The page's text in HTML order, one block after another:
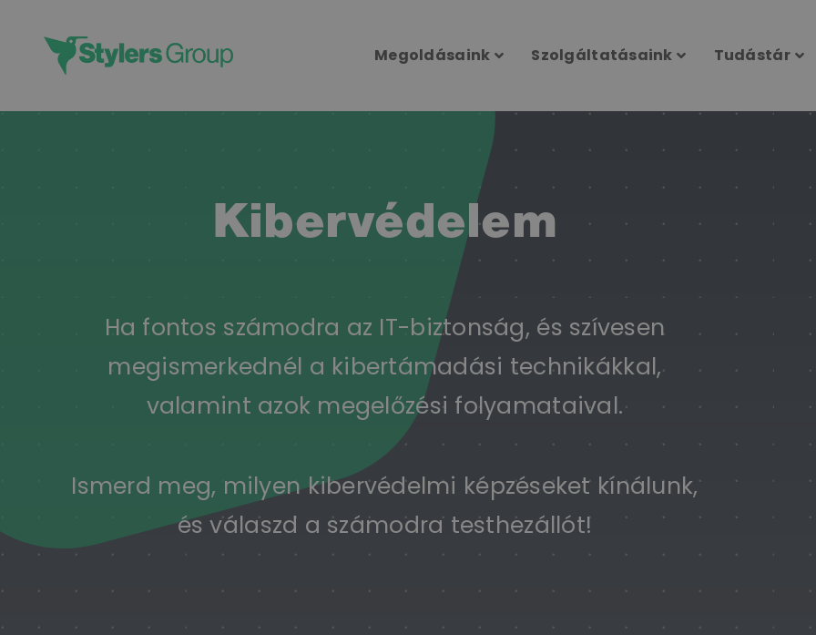
content
Megoldásaink Szolgáltatásaink Tudástár
Kibervédelem
Ha fontos számodra az IT-biztonság, és szívesen
megismerkednél a kibertámadási technikákkal,
valamint azok megelőzési folyamataival.
Ismerd meg, milyen kibervédelmi képzéseket kínálunk,
és válaszd a számodra testhezállót!